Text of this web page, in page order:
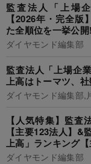
監査法人「上場
【2026年・完全
た全順位を一挙公開!
ダイヤモンド編集部
監査法人「上場企
上高はトーマツ、
ダイヤモンド編集部,
【人気特集】監査
【主要123法人】&
上高」ランキング【
ダイヤモンド編集部